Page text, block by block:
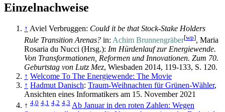
Einzelnachweise
↑ Aviel Verbruggen: Could it be that Stock-Stake Holders
Rule Transition Arenas? in: Achim Brunnengräber[wp], Maria
Rosaria du Nucci (Hrsg.): Im Hürdenlauf zur Energiewende.
Von Transformationen, Reformen und Innovationen. Zum 70.
Geburtstag von Lutz Mez, Wiesbaden 2014, 119-133, S. 120.
↑ Welcome To The Energiewende: The Movie
↑ Hadmut Danisch: Traum-Weihnachten für Grünen-Wähler,
Ansichten eines Informatikers am 15. November 2021
↑ 4,0 4,1 4,2 4,3 Ab Januar in den roten Zahlen: Wegen